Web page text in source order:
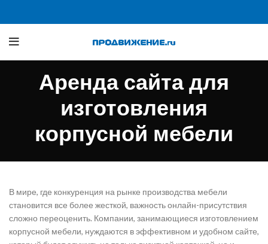
Аренда сайта для
изготовления
корпусной мебели
В мире, где конкуренция на рынке производства мебели
становится все более жесткой, важность онлайн-присутствия
сложно переоценить. Компании, занимающиеся изготовлением
корпусной мебели, нуждаются в эффективном и удобном сайте,